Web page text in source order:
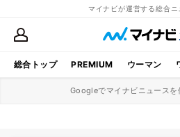
マイナビが運営する総合ニ
総合トップ PREMIUM ウーマン
Googleでマイナビニュースを